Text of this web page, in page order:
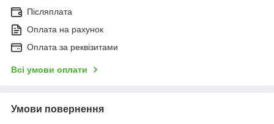
Післяплата
Оплата на рахунок
Оплата за реквізитами
Всі умови оплати
Умови повернення